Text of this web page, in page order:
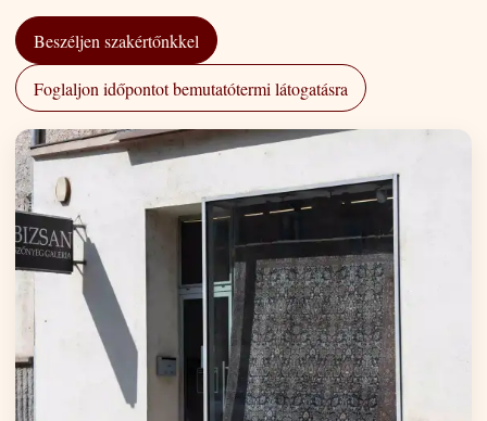
Beszéljen szakértőnkkel
Foglaljon időpontot bemutatótermi látogatásra